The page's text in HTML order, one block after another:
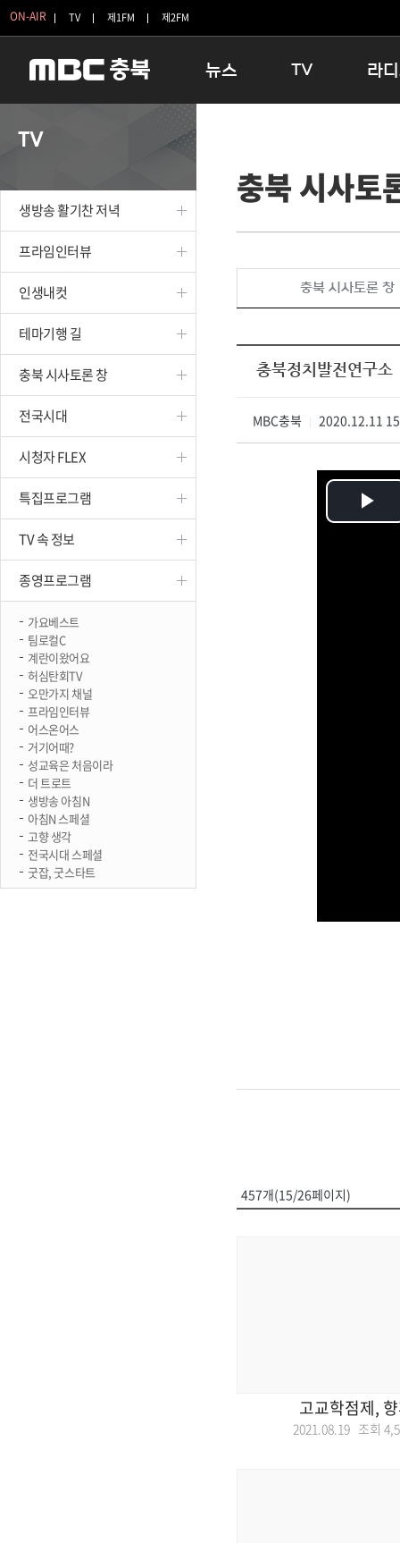
ON-AIR TV 제1FM 제2FM
뉴스
보은
옥천
TV
인생내컷
테마기행 길
시청자 FLEX
특집프로그램
종영프로그램
라
16:00
우리 고
TV
생방송 활기찬 저녁
프라임인터뷰
인생내컷
테마기행 길
충북 시사토론 창
전국시대
시청자 FLEX
특집프로그램
TV 속 정보
종영프로그램
가요베스트
팀로컬C
계란이왔어요
허심탄회TV
오만가지 채널
프라임인터뷰
어스온어스
거기어때?
성교육은 처음이라
더 트로트
생방송 아침N
아침N 스페셜
고향 생각
전국시대 스페셜
굿잡, 굿스타트
충북 시사토
충북 시사토론 창
충북정치발전연구소
MBC충북 2020.12.11
457개(15/26페이지)
고교학점제,
2021.08.19 조회